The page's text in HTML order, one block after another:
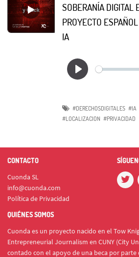
SOBERANÍA DIGITAL
PROYECTO
IA
#DERECHOSDIGITALES #IA
#LOCALIZACION #PRIVACIDAD
CONTACTO
Cuonda SL
info@cuonda.com
Política de Privacidad
QUIÉNES SOMOS
Cuonda es un proyecto nacido en el Tow
Entrepreneurial Journalism en CUNY (City
contado con el apoyo de una beca por parte